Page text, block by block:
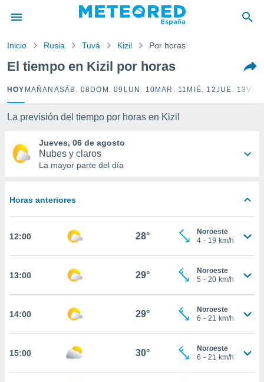
por
para
que se
calidad.
a este
y
digital
permite
seguir
coste.
a la
todas
CONFIGURACIÓN
Inicio Rusia Tuvá Kizil Por horas
El tiempo en Kizil por horas
HOY MAÑANASÁB. 08 DOM. 09 LUN. 10 MAR. 11 MIÉ. 12JUE. 13VIE.
La previsión del tiempo por horas en Kizil
Jueves, 06 de agosto
Nubes y claros
La mayor parte del día
Horas anteriores
12:00 28°
Noroeste
4 - 19 km/h
13:00 29°
Noroeste
5 - 20 km/h
14:00 29°
Noroeste
6 - 21 km/h
15:00 30°
Noroeste
6 - 21 km/h